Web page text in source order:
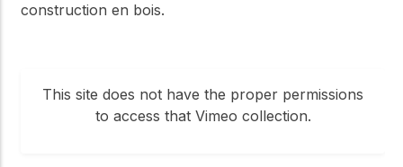
construction en bois.
This site does not have the proper permissions
to access that Vimeo collection.